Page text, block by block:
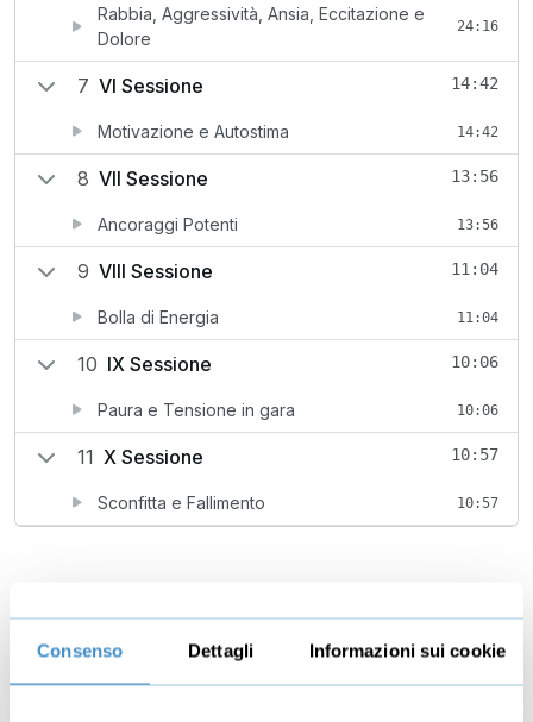
Consenso Dettagli Informazioni sui cookie
Rabbia, Aggressività, Ansia, Eccitazione e
Dolore
24:16
7 VI Sessione 14:42
Motivazione e Autostima 14:42
8 VII Sessione 13:56
Ancoraggi Potenti 13:56
9 VIII Sessione 11:04
Bolla di Energia 11:04
10 IX Sessione 10:06
Paura e Tensione in gara 10:06
11 X Sessione 10:57
Sconfitta e Fallimento 10:57
Dettagli
Arriva il momento della gara e le tue prestazioni
risentono della tensione e dello stress?